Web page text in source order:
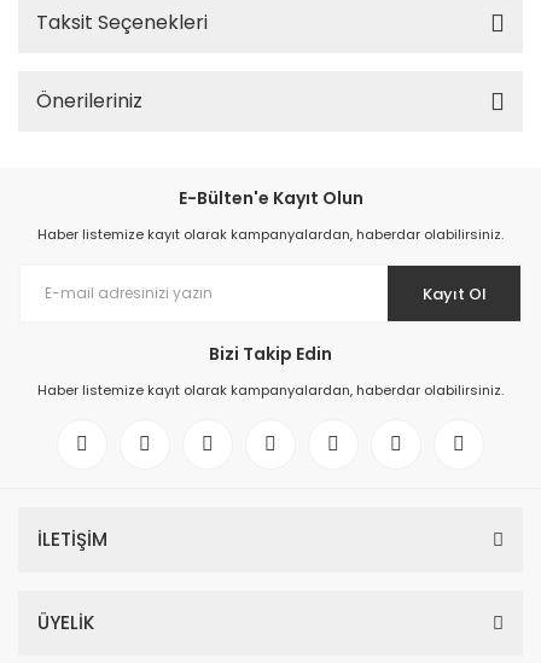
Taksit Seçenekleri
Önerileriniz
E-Bülten'e Kayıt Olun
Haber listemize kayıt olarak kampanyalardan, haberdar olabilirsiniz.
Kayıt Ol
Bizi Takip Edin
Haber listemize kayıt olarak kampanyalardan, haberdar olabilirsiniz.
İLETİŞİM
ÜYELİK